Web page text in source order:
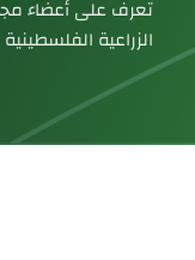
تعرف على أعضاء
الزراعية